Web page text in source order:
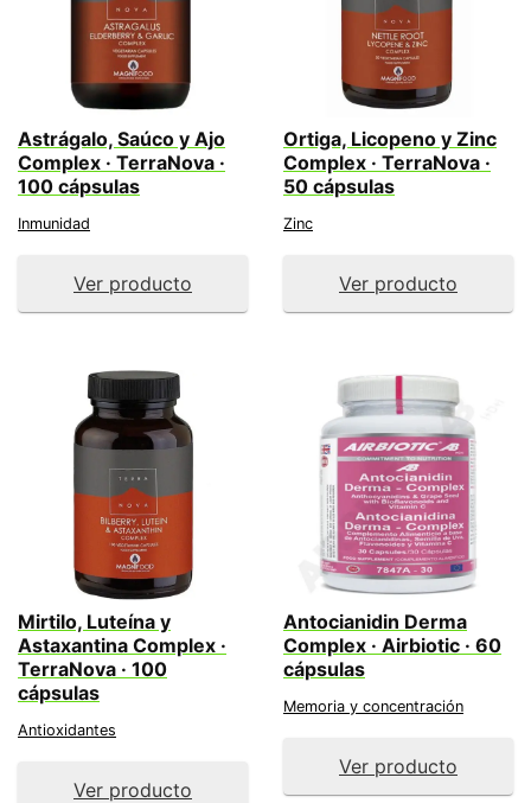
Astrágalo, Saúco y Ajo
Complex · TerraNova ·
100 cápsulas
Inmunidad
Ver producto
Ortiga, Licopeno y Zinc
Complex · TerraNova ·
50 cápsulas
Zinc
Ver producto
Mirtilo, Luteína y
Astaxantina Complex ·
TerraNova · 100
cápsulas
Antioxidantes
Ver producto
Antocianidin Derma
Complex · Airbiotic · 60
cápsulas
Memoria y concentración
Ver producto